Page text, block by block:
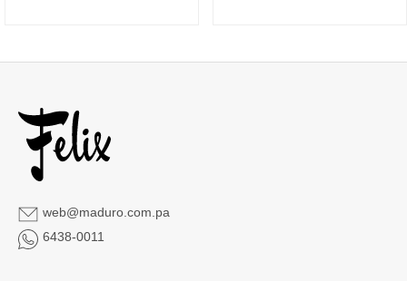
web@maduro.com.pa
6438-0011